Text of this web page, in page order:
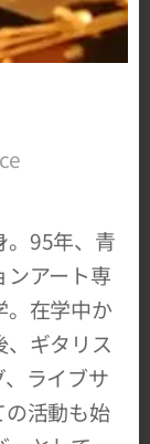
。95年、青
ンアート専
。在学中か
、ギタリス
ライブサ
活動も始